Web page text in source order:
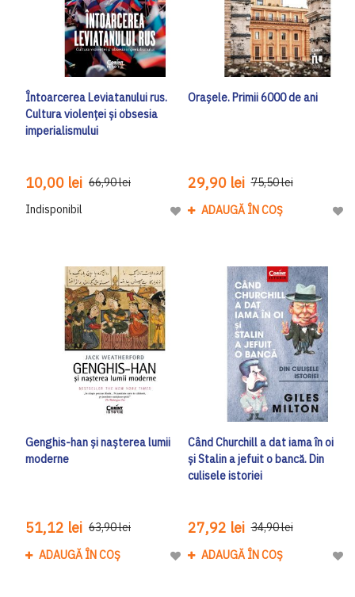
Întoarcerea Leviatanului rus.
Cultura violenței și obsesia
imperialismului
10,00 lei 66,90 lei
Indisponibil
Adaugă la Lista de Dorinte
Orașele. Primii 6000 de ani
29,90 lei 75,50 lei
ADAUGĂ ÎN COȘ
Genghis-han și nașterea lumii
moderne
51,12 lei 63,90 lei
ADAUGĂ ÎN COȘ
Adaugă la Lista de Dorinte
Când Churchill a dat iama în oi
și Stalin a jefuit o bancă. Din
culisele istoriei
27,92 lei 34,90 lei
ADAUGĂ ÎN COȘ